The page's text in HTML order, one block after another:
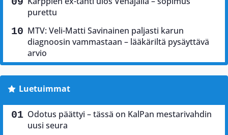
purettu
MTV: Veli-Matti Savinainen paljasti karun
diagnoosin vammastaan – lääkäriltä pysäyttävä
arvio
Luetuimmat
Odotus päättyi – tässä on KalPan mestarivahdin
uusi seura